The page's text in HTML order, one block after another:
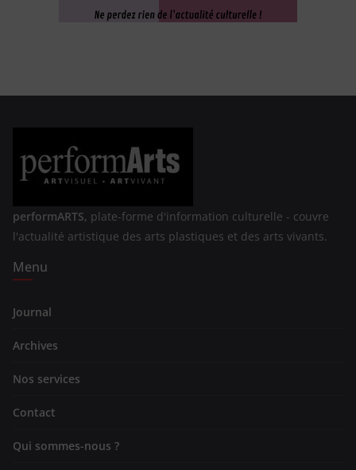
performARTS, plate-forme d'information culturelle - couvre
l'actualité artistique des arts plastiques et des arts vivants.
Menu
Journal
Archives
Nos services
Contact
Qui sommes-nous ?